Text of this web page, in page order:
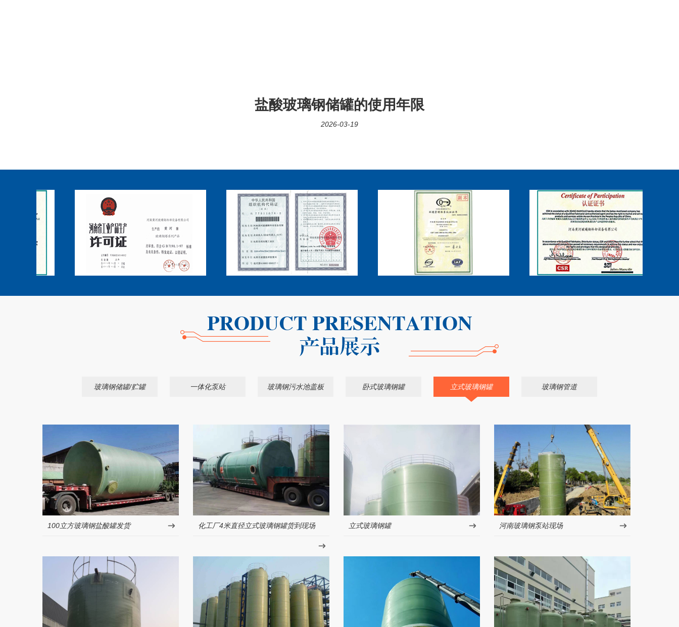
盐酸玻璃钢储罐的使用年限
2026-03-19
玻璃钢储罐/贮罐 一体化泵站 玻璃钢污水池盖板 卧式玻璃钢罐 立式玻璃钢罐 玻璃钢管道
100立方玻璃钢盐酸罐发货 化工厂4米直径立式玻璃钢罐货到现场 立式玻璃钢罐 河南玻璃钢泵站现场